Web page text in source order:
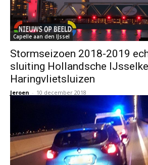
Capelle aan den IJssel
Stormseizoen 2018-2019
sluiting Hollandsche
Haringvlietsluizen
Jeroen - 10 december 2018